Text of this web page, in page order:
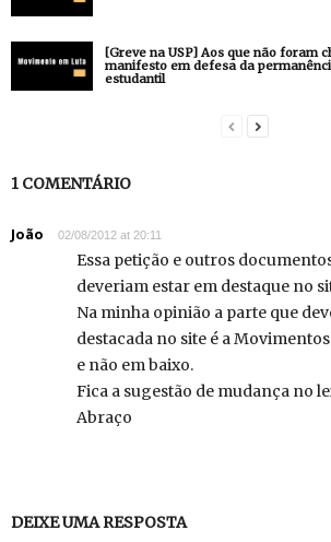
[Greve na USP] Aos que não foram
manifesto em defesa da
estudantil
1 COMENTÁRIO
João 02/08/2012 at 20:11
Essa petição e outros
deveriam estar em destaque no
Na minha opinião a parte que
destacada no site é a
e não em baixo.
Fica a sugestão de mudança no
Abraço
DEIXE UMA RESPOSTA